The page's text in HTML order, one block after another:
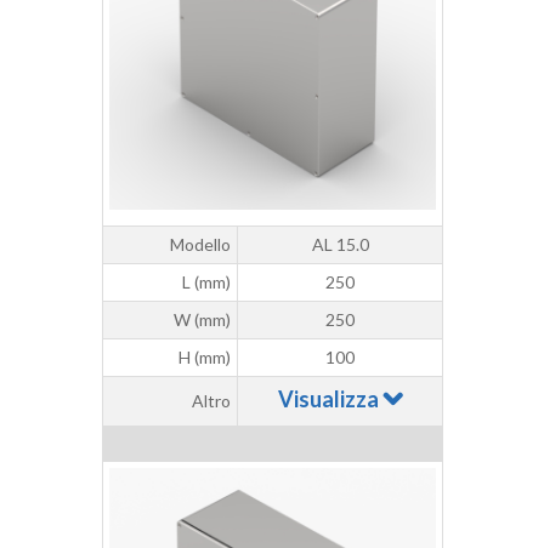
Modello
AL 15.0
L (mm)
250
W (mm)
250
H (mm)
100
Altro Visualizza